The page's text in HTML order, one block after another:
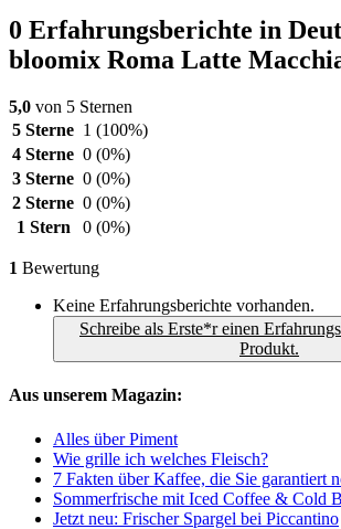
0 Erfahrungsberichte in
bloomix Roma Latte
5,0 von 5 Sternen
5 Sterne 1 (100%)
4 Sterne 0 (0%)
3 Sterne 0 (0%)
2 Sterne 0 (0%)
1 Stern
0 (0%)
1 Bewertung
Keine Erfahrungsberichte vorhanden.
Schreibe als Erste*r einen
Produkt.
Aus unserem Magazin:
Alles über Piment
Wie grille ich welches Fleisch?
7 Fakten über Kaffee, die Sie garantiert
Sommerfrische mit Iced Coffee & Cold
Jetzt neu: Frischer Spargel bei Piccantino